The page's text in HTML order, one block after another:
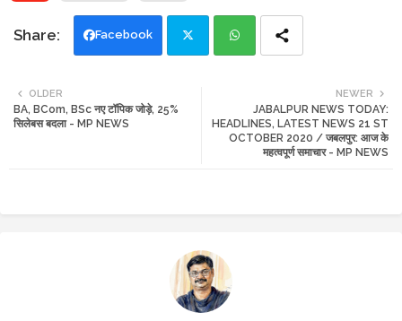
Facebook
NEWER
JABALPUR NEWS TODAY:
HEADLINES, LATEST NEWS 21 ST
OCTOBER 2020 / जबलपुर: आज के
महत्वपूर्ण समाचार - MP NEWS
OLDER
BA, BCom, BSc नए टॉपिक जोड़े, 25%
सिलेबस बदला - MP NEWS